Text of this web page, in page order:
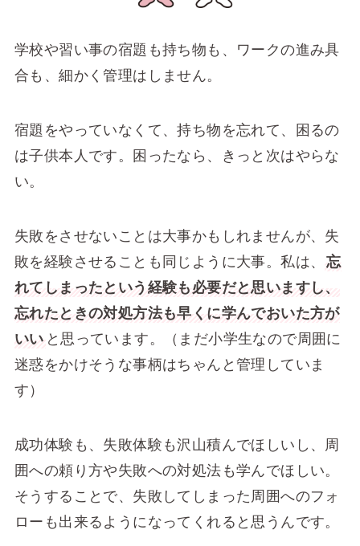
学校や習い事の宿題も持ち物も、ワークの進み具
合も、細かく管理はしません。
宿題をやっていなくて、持ち物を忘れて、困るの
は子供本人です。困ったなら、きっと次はやらな
い。
失敗をさせないことは大事かもしれませんが、失
敗を経験させることも同じように大事。私は、 忘
れてしまったという経験も必要だと思いますし、
忘れたときの対処方法も早くに学んでおいた方が
いい と思っています。（まだ小学生なので周囲に
迷惑をかけそうな事柄はちゃんと管理していま
す）
成功体験も、失敗体験も沢山積んでほしいし、周
囲への頼り方や失敗への対処法も学んでほしい。
そうすることで、失敗してしまった周囲へのフォ
ローも出来るようになってくれると思うんです。